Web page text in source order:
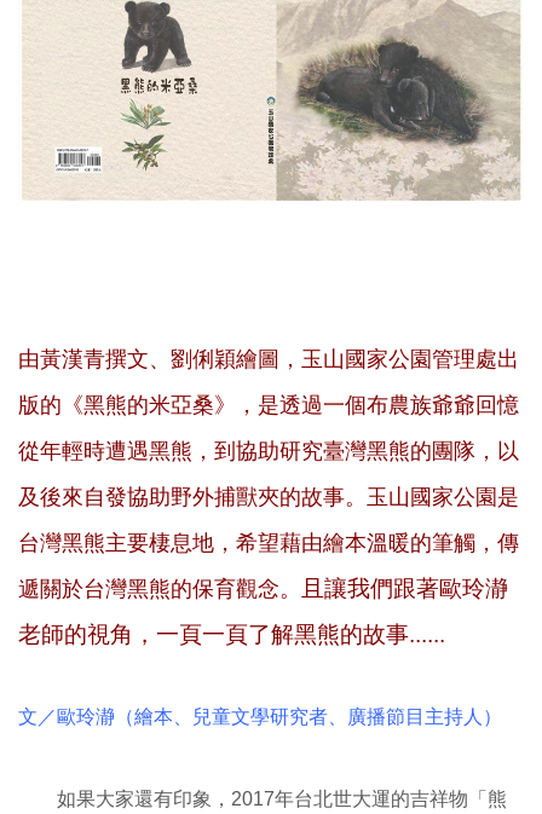
由黃漢青撰文、劉俐穎繪圖，玉山國家公園管理處出
版的《黑熊的米亞桑》，是透過一個布農族爺爺回憶
從年輕時遭遇黑熊，到協助研究臺灣黑熊的團隊，以
及後來自發協助野外捕獸夾的故事。玉山國家公園是
台灣黑熊主要棲息地，希望藉由繪本溫暖的筆觸，傳
遞關於台灣黑熊的保育觀念。
且讓我們跟著歐玲瀞
老師的視角，一頁一頁了解黑熊的故事......
文／歐玲瀞（繪本、兒童文學研究者、廣播節目主持人）
如果大家還有印象，2017年台北世大運的吉祥物「熊